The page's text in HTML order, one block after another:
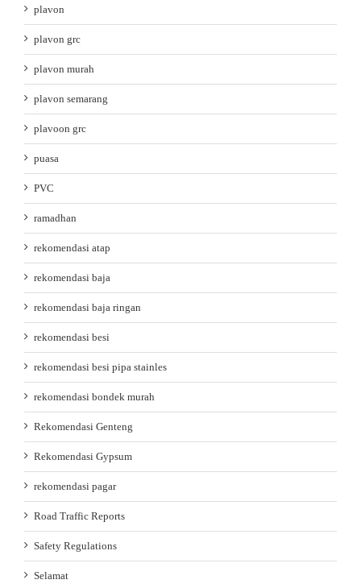
plavon
plavon grc
plavon murah
plavon semarang
plavoon grc
puasa
PVC
ramadhan
rekomendasi atap
rekomendasi baja
rekomendasi baja ringan
rekomendasi besi
rekomendasi besi pipa stainles
rekomendasi bondek murah
Rekomendasi Genteng
Rekomendasi Gypsum
rekomendasi pagar
Road Traffic Reports
Safety Regulations
Selamat